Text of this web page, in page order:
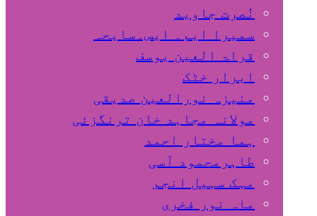
نُصرت جاوید
سمیرا ایم۔ ایس۔سایحہ
قراۃ العین یوسف
ابرار خٹک
منیزہ نورالعین صدیقی
مولانہ مجاہد خان ترنگزئی
ہما مختار احمد
طاہرمحمود آسی
مہک سہیل انجم
ماہ نور فخری